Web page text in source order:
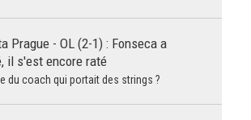
Prague - OL (2-1) : Fonseca a
il s'est encore raté
du coach qui portait des strings ?